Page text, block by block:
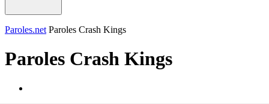
Paroles.net Paroles Crash Kings
Paroles Crash Kings